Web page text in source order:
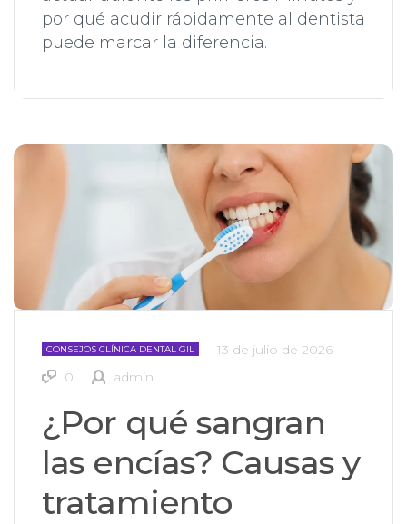
por qué acudir rápidamente al dentista
puede marcar la diferencia.
CONSEJOS CLÍNICA DENTAL GIL
13 de julio de 2026
0
admin
¿Por qué sangran
las encías? Causas y
tratamiento